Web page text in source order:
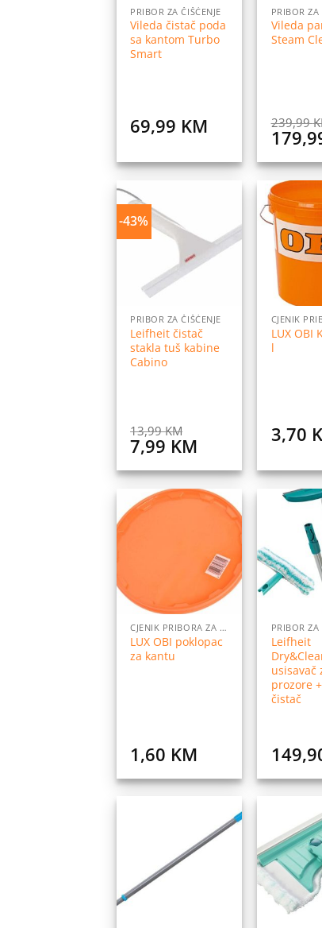
PRIBOR ZA ČIŠĆENJE
Vileda čistač poda
sa kantom Turbo
Smart
69,99 KM
PRIBOR ZA
Vileda
Steam
239,99
price
was:
-43%
na
listu
želja
PRIBOR ZA ČIŠĆENJE
Leifheit čistač
stakla tuš kabine
Cabino
13,99KM
Original
price
was:
13,99 KM.
7,99 KM
is:
7,99 KM.
LUX OBI
l
3,70
listu
želja
CJENIK PRIBORA ZA DOM
LUX OBI poklopac
za kantu
1,60 KM
PRIBOR ZA
Leifheit
usisavač
prozore
čistač
Dodaj